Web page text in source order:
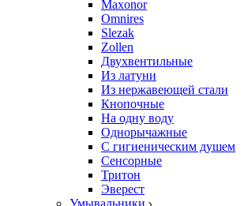
Maxonor
Omnires
Slezak
Zollen
Двухвентильные
Из латуни
Из нержавеющей стали
Кнопочные
На одну воду
Однорычажные
С гигиеническим душем
Сенсорные
Тритон
Эверест
Умывальники